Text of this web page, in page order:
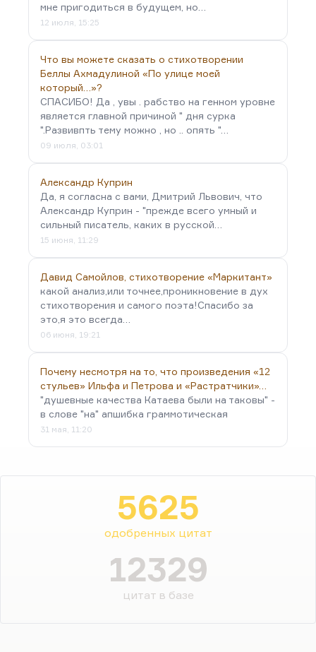
мне пригодиться в будущем, но…
12 июля, 15:25
Что вы можете сказать о стихотворении
Беллы Ахмадулиной «По улице моей
который…»?
СПАСИБО! Да , увы . рабство на генном уровне
является главной причиной " дня сурка
".Развивпть тему можно , но .. опять "…
09 июля, 03:01
Александр Куприн
Да, я согласна с вами, Дмитрий Львович, что
Александр Куприн - "прежде всего умный и
сильный писатель, каких в русской…
15 июня, 11:29
Давид Самойлов, стихотворение «Маркитант»
какой анализ,или точнее,проникновение в дух
стихотворения и самого поэта!Спасибо за
это,я это всегда…
06 июня, 19:21
Почему несмотря на то, что произведения «12
стульев» Ильфа и Петрова и «Растратчики»…
"душевные качества Катаева были на таковы" -
в слове "на" апшибка граммотическая
31 мая, 11:20
5625
одобренных цитат
12329
цитат в базе